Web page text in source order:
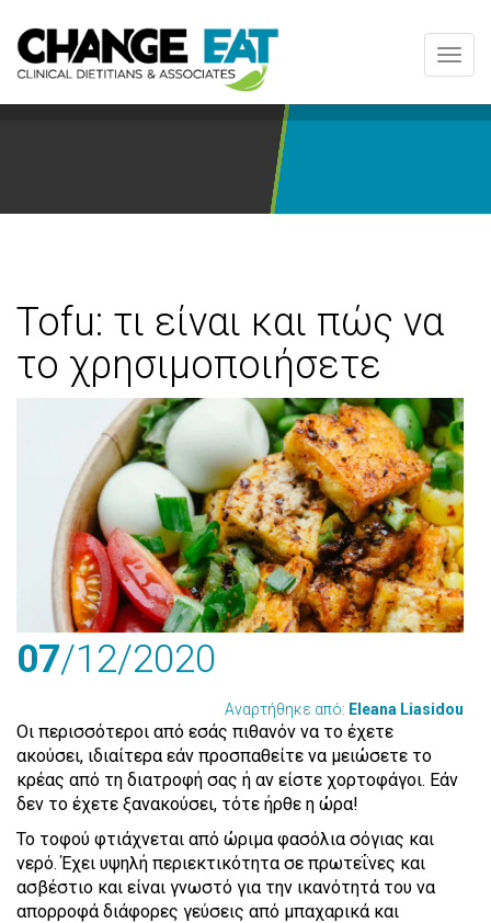
Tofu: τι είναι και πώς να
το χρησιμοποιήσετε
07/12/2020
Αναρτήθηκε από: Eleana Liasidou
Oι περισσότεροι από εσάς πιθανόν να το έχετε
ακούσει, ιδιαίτερα εάν προσπαθείτε να μειώσετε το
κρέας από τη διατροφή σας ή αν είστε χορτοφάγοι. Εάν
δεν το έχετε ξανακούσει, τότε ήρθε η ώρα!
Το τοφού φτιάχνεται από ώριμα φασόλια σόγιας και
νερό. Έχει υψηλή περιεκτικότητα σε πρωτεΐνες και
ασβέστιο και είναι γνωστό για την ικανότητά του να
απορροφά διάφορες γεύσεις από μπαχαρικά και